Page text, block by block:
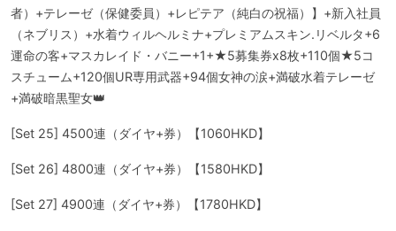
者）+テレーゼ（保健委員）+レピテア（純白の祝福）】+新入社員
（ネブリス）+水着ウィルヘルミナ+プレミアムスキン.リベルタ+6
運命の客+マスカレイド・バニー+1+★5募集券x8枚+110個★5コ
スチューム+120個UR専用武器+94個女神の涙+満破水着テレーゼ
+満破暗黒聖女👑
[Set 25] 4500連（ダイヤ+券）【1060HKD】
[Set 26] 4800連（ダイヤ+券）【1580HKD】
[Set 27] 4900連（ダイヤ+券）【1780HKD】